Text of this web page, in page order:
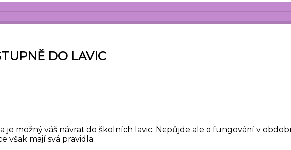
DO LAVIC
je možný váš návrat do školních lavic. Nepůjde ale o fungování v
však mají svá pravidla: